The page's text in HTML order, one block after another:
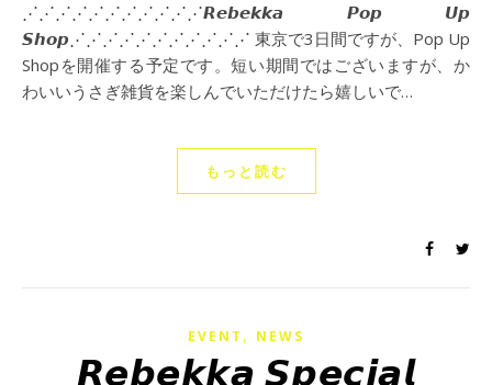
⋰⋰⋰⋰⋰⋰⋰⋰⋰⋰⋰𝙍𝙚𝙗𝙚𝙠𝙠𝙖 𝙋𝙤𝙥 𝙐𝙥
𝙎𝙝𝙤𝙥⋰⋰⋰⋰⋰⋰⋰⋰⋰⋰⋰ 東京で3日間ですが、Pop Up
Shopを開催する予定です。短い期間ではございますが、か
わいいうさぎ雑貨を楽しんでいただけたら嬉しいで…
もっと読む
EVENT , NEWS
𝙍𝙚𝙗𝙚𝙠𝙠𝙖 𝙎𝙥𝙚𝙘𝙞𝙖𝙡